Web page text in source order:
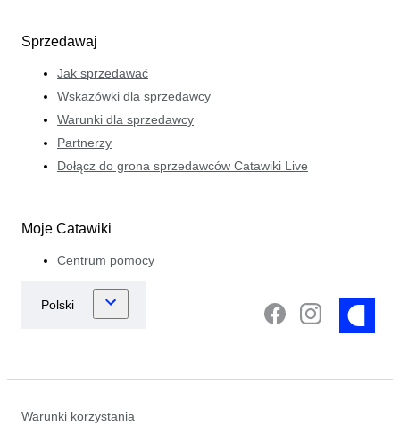
Sprzedawaj
Jak sprzedawać
Wskazówki dla sprzedawcy
Warunki dla sprzedawcy
Partnerzy
Dołącz do grona sprzedawców Catawiki Live
Moje Catawiki
Centrum pomocy
Warunki korzystania